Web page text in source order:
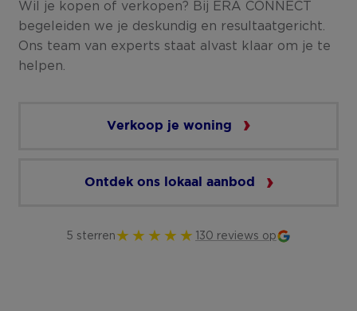
Wil je kopen of verkopen? Bij ERA CONNECT
begeleiden we je deskundig en resultaatgericht.
Ons team van experts staat alvast klaar om je te
helpen.
Verkoop je woning
Ontdek ons lokaal aanbod
5 sterren 130 reviews op